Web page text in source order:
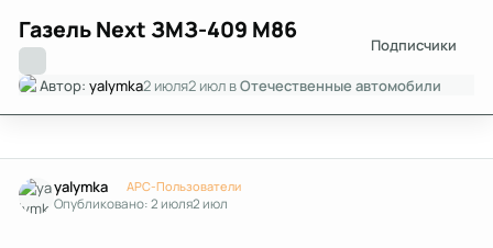
Газель Next ЗМЗ-409 М86
Подписчики
Автор:yalymka2 июля2 июл вОтечественные автомобили
yalymka APC-Пользователи
Опубликовано:2 июля2 июл